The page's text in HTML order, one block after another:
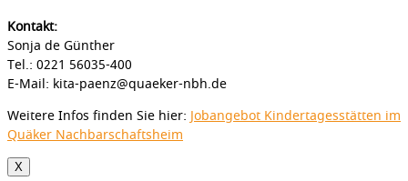
Kontakt:
Sonja de Günther
Tel.: 0221 56035-400
E-Mail: kita-paenz@quaeker-nbh.de
Weitere Infos finden Sie hier: Jobangebot Kindertagesstätten im
Quäker Nachbarschaftsheim
X